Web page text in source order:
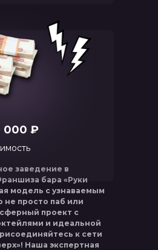
заведение в
бара «Руки
модель с узнаваемым
не просто паб или
проект с
и идеальной
к сети
Наша экспертная
000 ₽